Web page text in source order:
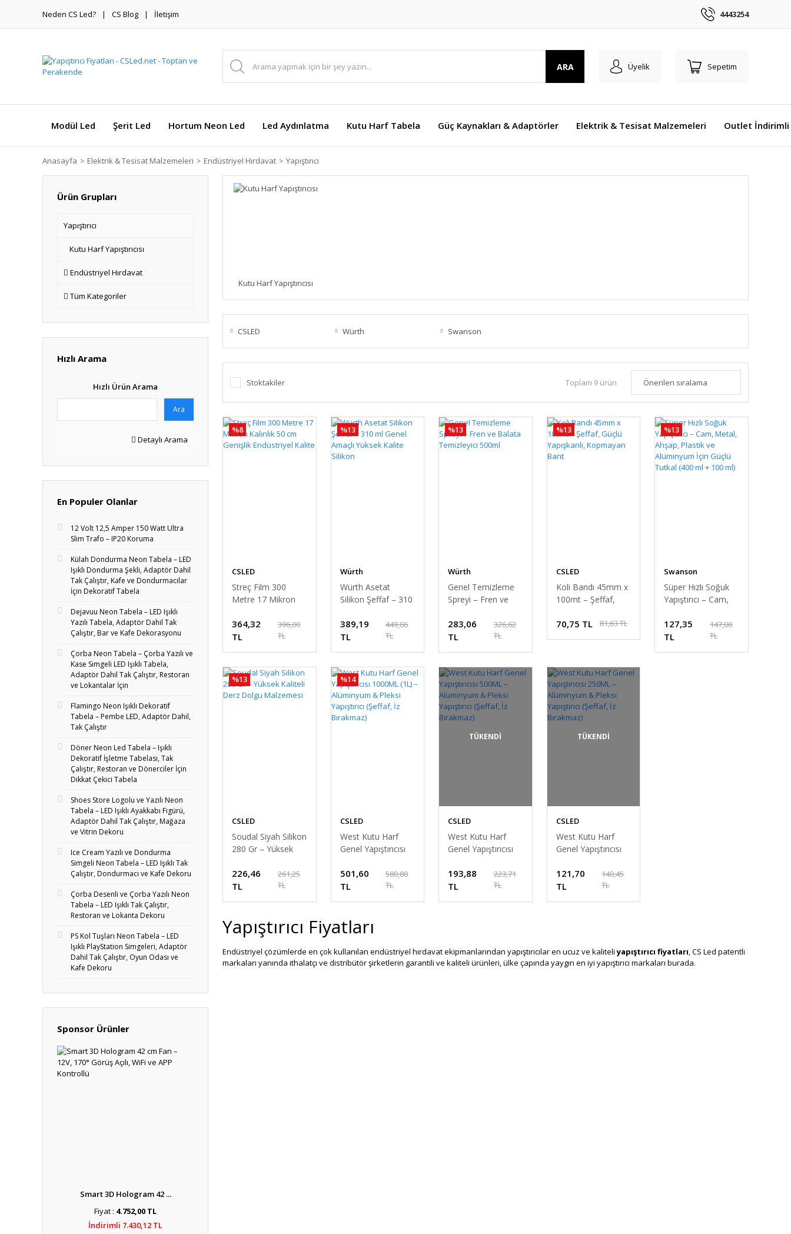
Neden CS Led? CS Blog İletişim 4443254
ARA Üyelik Sepetim
Modül Led Şerit Led Hortum Neon Led Led Aydınlatma Kutu Harf Tabela Güç Kaynakları & Adaptörler Elektrik & Tesisat Malzemeleri Outlet İndirimli
Anasayfa Elektrik & Tesisat Malzemeleri Endüstriyel Hırdavat Yapıştırıcı
Ürün Grupları
Yapıştırıcı
Kutu Harf Yapıştırıcısı
Endüstriyel Hırdavat
Tüm Kategoriler
Hızlı Arama
Hızlı Ürün Arama
Ara
Detaylı Arama
En Populer Olanlar
12 Volt 12,5 Amper 150 Watt Ultra
Slim Trafo – IP20 Koruma
Külah Dondurma Neon Tabela – LED
Işıklı Dondurma Şekli, Adaptör Dahil
Tak Çalıştır, Kafe ve Dondurmacılar
İçin Dekoratif Tabela
Dejavuu Neon Tabela – LED Işıklı
Yazılı Tabela, Adaptör Dahil Tak
Çalıştır, Bar ve Kafe Dekorasyonu
Çorba Neon Tabela – Çorba Yazılı ve
Kase Simgeli LED Işıklı Tabela,
Adaptör Dahil Tak Çalıştır, Restoran
ve Lokantalar İçin
Flamingo Neon Işıklı Dekoratif
Tabela – Pembe LED, Adaptör Dahil,
Tak Çalıştır
Döner Neon Led Tabela – Işıklı
Dekoratif İşletme Tabelası, Tak
Çalıştır, Restoran ve Dönerciler İçin
Dikkat Çekici Tabela
Shoes Store Logolu ve Yazılı Neon
Tabela – LED Işıklı Ayakkabı Figürü,
Adaptör Dahil Tak Çalıştır, Mağaza
ve Vitrin Dekoru
Ice Cream Yazılı ve Dondurma
Simgeli Neon Tabela – LED Işıklı Tak
Çalıştır, Dondurmacı ve Kafe Dekoru
Çorba Desenli ve Çorba Yazılı Neon
Tabela – LED Işıklı Tak Çalıştır,
Restoran ve Lokanta Dekoru
PS Kol Tuşları Neon Tabela – LED
Işıklı PlayStation Simgeleri, Adaptör
Dahil Tak Çalıştır, Oyun Odası ve
Kafe Dekoru
Sponsor Ürünler
Smart 3D Hologram 42 ...
Fiyat : 4.752,00 TL
İndirimli 7.430,12 TL
Kutu Harf Yapıştırıcısı
CSLED Würth Swanson
Stoktakiler Toplam 9 ürün
%8
CSLED
Streç Film 300
Metre 17 Mikron
Genişlik Endüstriyel
Kalite
364,32
TL
396,00
TL
%13
Würth
Würth Asetat
Silikon Şeffaf – 310
Yüksek Kalite
Silikon
389,19
TL
449,06
TL
%13
Würth
Genel Temizleme
Spreyi – Fren ve
500ml
283,06
TL
326,62
TL
%13
CSLED
Koli Bandı 45mm x
100mt – Şeffaf,
Kopmayan Bant
70,75 TL 81,63 TL
%13
Swanson
Süper Hızlı Soğuk
Yapıştırıcı – Cam,
Plastik ve
Alüminyum İçin
127,35
TL
147,00
TL
%13
CSLED
Soudal Siyah Silikon
280 Gr – Yüksek
Malzemesi
226,46
TL
261,25
TL
%14
CSLED
West Kutu Harf
Genel Yapıştırıcısı
Alüminyum &
Pleksi Yapıştırıcı
501,60
TL
580,80
TL
TÜKENDİ
CSLED
West Kutu Harf
Genel Yapıştırıcısı
Alüminyum &
Pleksi Yapıştırıcı
193,88
TL
223,71
TL
TÜKENDİ
CSLED
West Kutu Harf
Genel Yapıştırıcısı
Alüminyum &
Pleksi Yapıştırıcı
121,70
TL
140,45
TL
Yapıştırıcı Fiyatları
Endüstriyel çözümlerde en çok kullanılan endüstriyel hırdavat ekipmanlarından yapıştırıcılar en ucuz ve kaliteliyapıştırıcı fiyatları, CS Led patentli
markaları yanında ithalatçı ve distribütör şirketlerin garantili ve kaliteli ürünleri, ülke çapında yaygın en iyi yapıştırıcı markaları burada.